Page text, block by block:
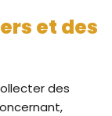
et des
des